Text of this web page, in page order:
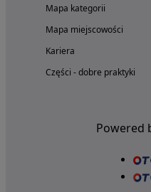
Mapa kategorii
Mapa miejscowości
Kariera
Części - dobre praktyki
Powered